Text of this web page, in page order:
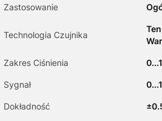
Zastosowanie
Technologia Czujnika
Zakres Ciśnienia
Sygnał
Dokładność